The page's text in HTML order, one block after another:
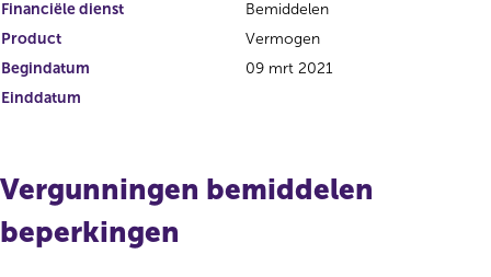
Financiële dienst
Bemiddelen
Product
Vermogen
Begindatum
09 mrt 2021
Einddatum
Vergunningen bemiddelen
beperkingen